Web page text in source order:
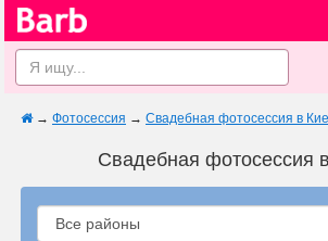
→ Фотосессия → Свадебная фотосессия в
Свадебная фотосессия